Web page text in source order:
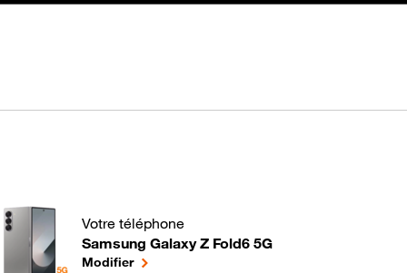
Votre téléphone
Samsung Galaxy Z Fold6 5G
Comment protéger les données de votre mobile
Modifierle téléphone sélectionné